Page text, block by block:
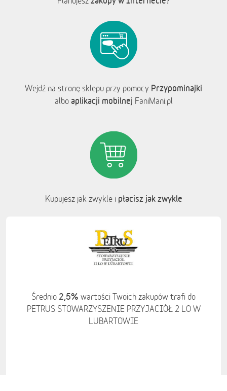
Wejdź na stronę sklepu przy pomocy Przypominajki
albo aplikacji mobilnej FaniMani.pl
Kupujesz jak zwykle i płacisz jak zwykle
Średnio 2,5% wartości Twoich zakupów trafi do
PETRUS STOWARZYSZENIE PRZYJACIÓŁ 2 LO W
LUBARTOWIE